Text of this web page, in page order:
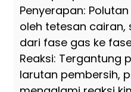
Penyerapan:
oleh tetesan cairan,
dari fase gas ke
Reaksi: Tergantung
larutan pembersih,